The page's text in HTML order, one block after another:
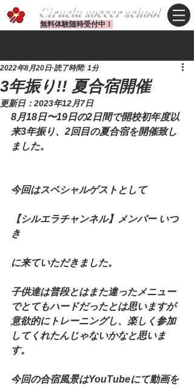
Ciruela soccer school
無料体験随時受付中！
3年振り!! 夏合宿開催
2022年8月20日 読了時間: 1分
更新日： 2023年12月7日
8月18日〜19日の2日間で開校初年度以
来3年振り、2回目の夏合宿を開催致し
ました。
今回はスペシャルゲストとして
【シルエラチャンネル】メンバー いつ
き
に来ていただきました。
子供達は普段とはまた違ったメニュー
でとてもハードだったとは思いますが
意欲的にトレーニングし、楽しく参加
してくれたんじゃないかなと思いま
す。
今回の合宿風景はYouTubeにて動画を